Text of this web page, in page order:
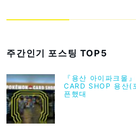
주간인기 포스팅 TOP5
『용산 아이파크몰
CARD SHOP 용산(
픈했대